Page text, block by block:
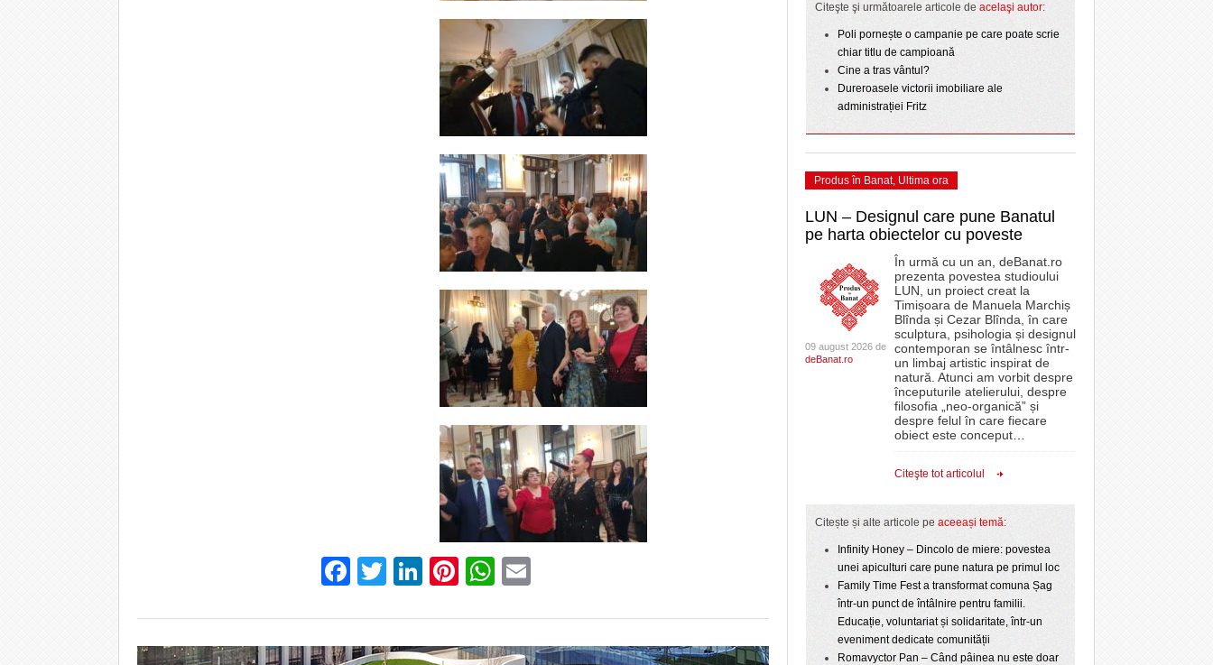
Facebook
Twitter
LinkedIn
Pinterest
WhatsApp
Citeşte şi următoarele articole de acelaşi autor:
Poli pornește o campanie pe care poate scrie
chiar titlu de campioană
Cine a tras vântul?
Dureroasele victorii imobiliare ale
administrației Fritz
Produs în Banat, Ultima ora
LUN – Designul care pune Banatul
pe harta obiectelor cu poveste
09 august 2026 de
deBanat.ro
În urmă cu un an, deBanat.ro
prezenta povestea studioului
LUN, un proiect creat la
Timișoara de Manuela Marchiș
Blînda și Cezar Blînda, în care
sculptura, psihologia și designul
contemporan se întâlnesc într-
un limbaj artistic inspirat de
natură. Atunci am vorbit despre
începuturile atelierului, despre
filosofia „neo-organică” și
despre felul în care fiecare
obiect este conceput
Citeşte tot articolul
Citește și alte articole pe aceeași temă:
Infinity Honey – Dincolo de miere: povestea
unei apiculturi care pune natura pe primul loc
Family Time Fest a transformat comuna Șag
într-un punct de întâlnire pentru familii.
Educație, voluntariat și solidaritate, într-un
eveniment dedicate comunității
Romavyctor Pan – Când pâinea nu este doar